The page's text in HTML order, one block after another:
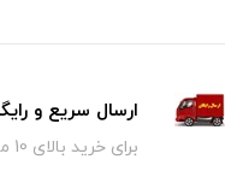
ارسال سریع و
برای خرید بالای 10 میلیون تومان